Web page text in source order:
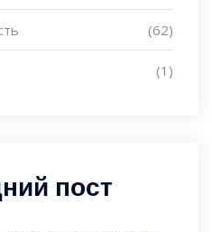
(62)
(1)
пост